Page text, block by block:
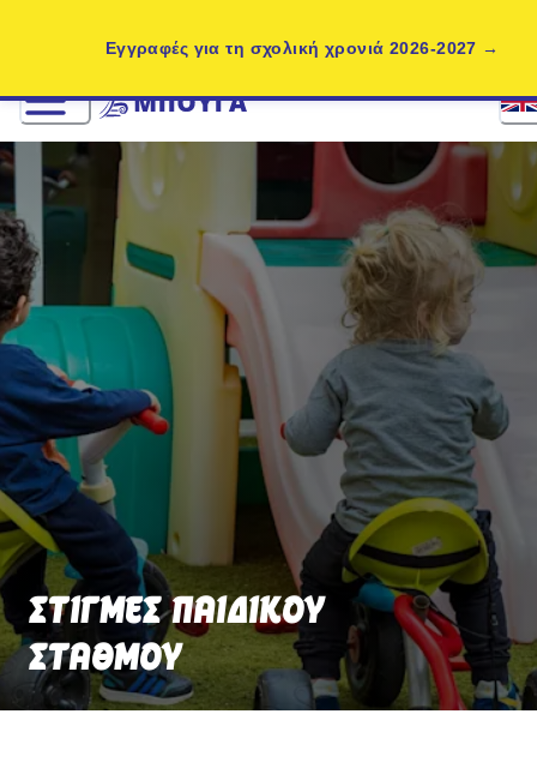
Εγγραφές για τη σχολική χρονιά 2026-2027
ΣΤΙΓΜΕΣ ΠΑΙΔΙΚΟΥ
ΣΤΑΘΜΟΥ